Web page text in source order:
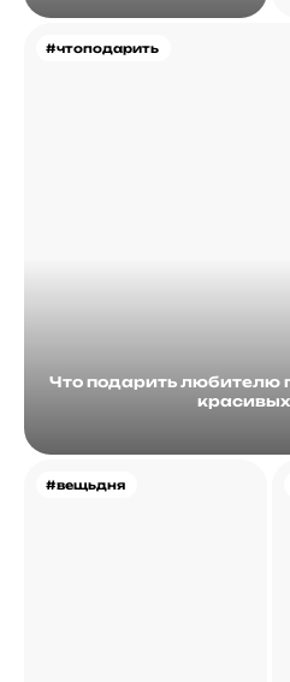
#чтоподарить
Что подарить любителю
#вещьдня